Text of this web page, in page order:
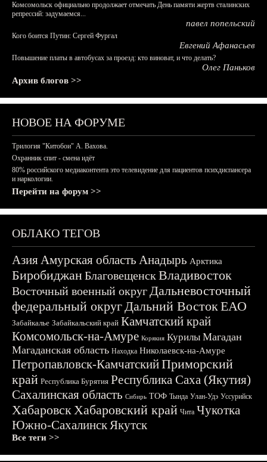
Комсомольск официально продолжает отмечать День памяти жертв сталинских
репрессий: задумаемся...
павел попельский
Кого боится Путин: Сергей Фургал
Евгений Афанасьев
Повышение платы в автобусах за проезд: кто виноват, и что делать?
Олег Паньков
Архив блогов >>
НОВОЕ НА ФОРУМЕ
Трилогия "Китобои" А. Вахова.
Охранник спит - смена идёт
80% российского медиаконтента это телевидение для пациентов психдиспансера
и наркологии.
Перейти на форум >>
ОБЛАКО ТЕГОВ
АзияАмурская область Анадырь Арктика
БиробиджанБлаговещенскВладивосток
Восточный военный округДальневосточный
федеральный округДальний ВостокЕАО
Забайкалье Забайкальский край Камчатский край
Комсомольск-на-Амуре Корякия Курилы Магадан
Магаданская область Находка Николаевск-на-Амуре
Петропавловск-КамчатскийПриморский
край Республика Бурятия Республика Саха (Якутия)
Сахалинская область Сибирь ТОФ Тында Улан-Удэ Уссурийск
ХабаровскХабаровский край Чита Чукотка
Южно-СахалинскЯкутск
Все теги >>